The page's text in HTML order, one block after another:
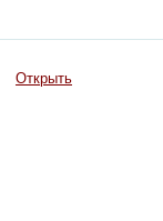
Открыть